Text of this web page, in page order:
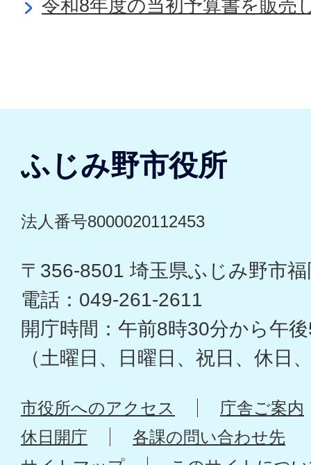
令和8年度の当初予算書を販売
ふじみ野市役所
法人番号8000020112453
〒356-8501 埼玉県ふじみ野市
電話：049-261-2611
開庁時間：午前8時30分から午
（土曜日、日曜日、祝日、休日
市役所へのアクセス
庁舎ご案内
休日開庁
各課の問い合わせ先